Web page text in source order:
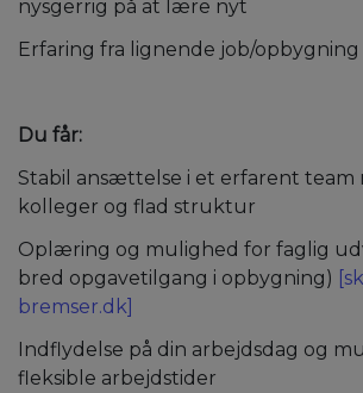
nysgerrig på at lære nyt
Erfaring fra lignende job/
Du får:
Stabil ansættelse i et erfarent team
kolleger og flad struktur
Oplæring og mulighed for faglig
bred opgavetilgang i opbygning)
bremser.dk]
Indflydelse på din arbejdsdag og
fleksible arbejdstider